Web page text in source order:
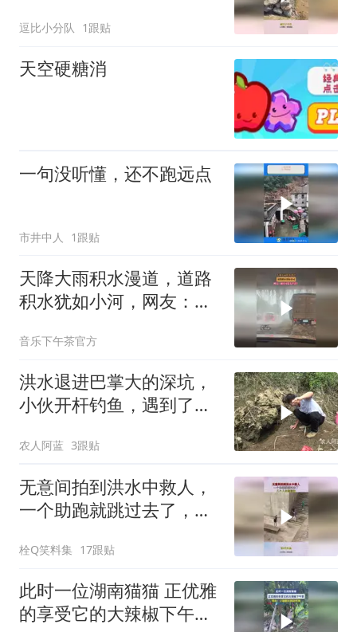
逗比小分队 1跟贴
天空硬糖消
一句没听懂，还不跑远点
市井中人 1跟贴
天降大雨积水漫道，道路
积水犹如小河，网友：前
音乐下午茶官方
洪水退进巴掌大的深坑，
小伙开杆钓鱼，遇到了鱼
农人阿蓝 3跟贴
无意间拍到洪水中救人，
一个助跑就跳过去了，几
栓Q笑料集 17跟贴
此时一位湖南猫猫 正优雅
的享受它的大辣椒下午